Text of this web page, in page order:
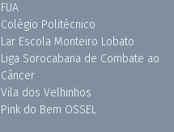
FUA
Colégio Politécnico
Lar Escola Monteiro Lobato
Liga Sorocabana de Combate ao
Câncer
Vila dos Velhinhos
Pink do Bem OSSEL